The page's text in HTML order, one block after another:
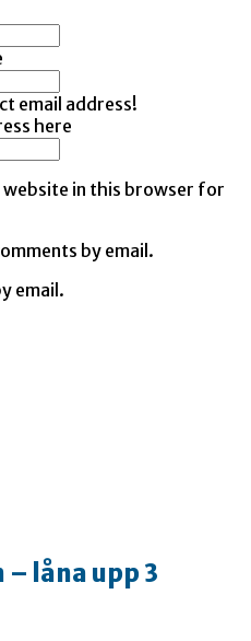
email address!
here
website in this browser for
by email.
email.
låna upp 3